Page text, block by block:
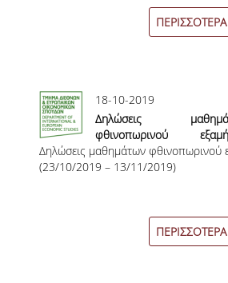
ΕΝΤΕΤΑΛΜΕΝΟΙ
ΔΙΟΙΚΗΤΙΚΟ ΠΡΟΣΩΠΙΚΟ
ΕΡΓΑΣΤΗΡΙΑΚΟ
ΜΗΤΡΩΟ ΓΝΩΣΤΙΚΩΝ
ΜΗΤΡΩΑ ΜΕΛΩΝ
ΠΕΡΙΣΣΟΤΕΡΑ
18-10-2019
Δηλώσεις
φθινοπωρινού
(23/10/2019 – 13/11/
Δηλώσεις μαθημάτων φθινοπωρινού
(23/10/2019 – 13/11/2019)
ΠΕΡΙΣΣΟΤΕΡΑ